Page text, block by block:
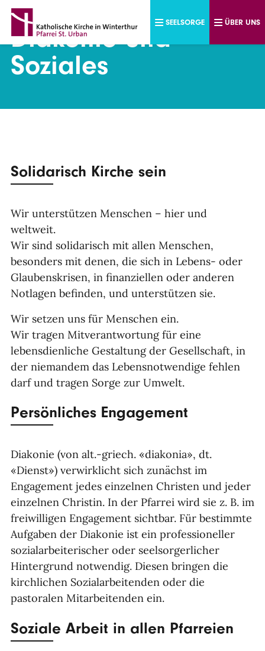
Direkt zum Inhalt
SEELSORGE ÜBER UNS
Diakonie und
Soziales
Solidarisch Kirche sein
Wir unterstützen Menschen – hier und
weltweit.
Wir sind solidarisch mit allen Menschen,
besonders mit denen, die sich in Lebens- oder
Glaubenskrisen, in finanziellen oder anderen
Notlagen befinden, und unterstützen sie.
Wir setzen uns für Menschen ein.
Wir tragen Mitverantwortung für eine
lebensdienliche Gestaltung der Gesellschaft, in
der niemandem das Lebensnotwendige fehlen
darf und tragen Sorge zur Umwelt.
Persönliches Engagement
Diakonie (von alt.-griech. «diakonia», dt.
«Dienst») verwirklicht sich zunächst im
Engagement jedes einzelnen Christen und jeder
einzelnen Christin. In der Pfarrei wird sie z. B. im
freiwilligen Engagement sichtbar. Für bestimmte
Aufgaben der Diakonie ist ein professioneller
sozialarbeiterischer oder seelsorgerlicher
Hintergrund notwendig. Diesen bringen die
kirchlichen Sozialarbeitenden oder die
pastoralen Mitarbeitenden ein.
Soziale Arbeit in allen Pfarreien